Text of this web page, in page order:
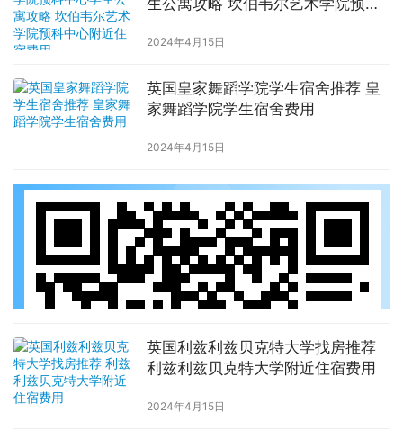
生公寓攻略 坎伯韦尔艺术学院预科
2024年4月15日
英国皇家舞蹈学院学生宿舍推荐 皇
家舞蹈学院学生宿舍费用
2024年4月15日
英国利兹利兹贝克特大学找房推荐
利兹利兹贝克特大学附近住宿费用
2024年4月15日